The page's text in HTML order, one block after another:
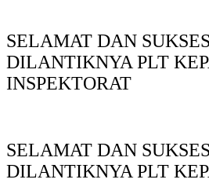
SELAMAT DAN
DILANTIKNYA PLT
INSPEKTORAT
SELAMAT DAN
DILANTIKNYA PLT